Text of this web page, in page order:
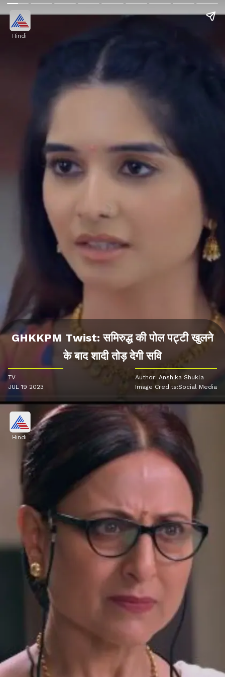
Hindi
GHKKPM Twist: समिरुद्ध की पोल पट्टी खुलने
के बाद शादी तोड़ देगी सवि
TV
JUL 19 2023
Author: Anshika Shukla
Image Credits:Social Media
Hindi